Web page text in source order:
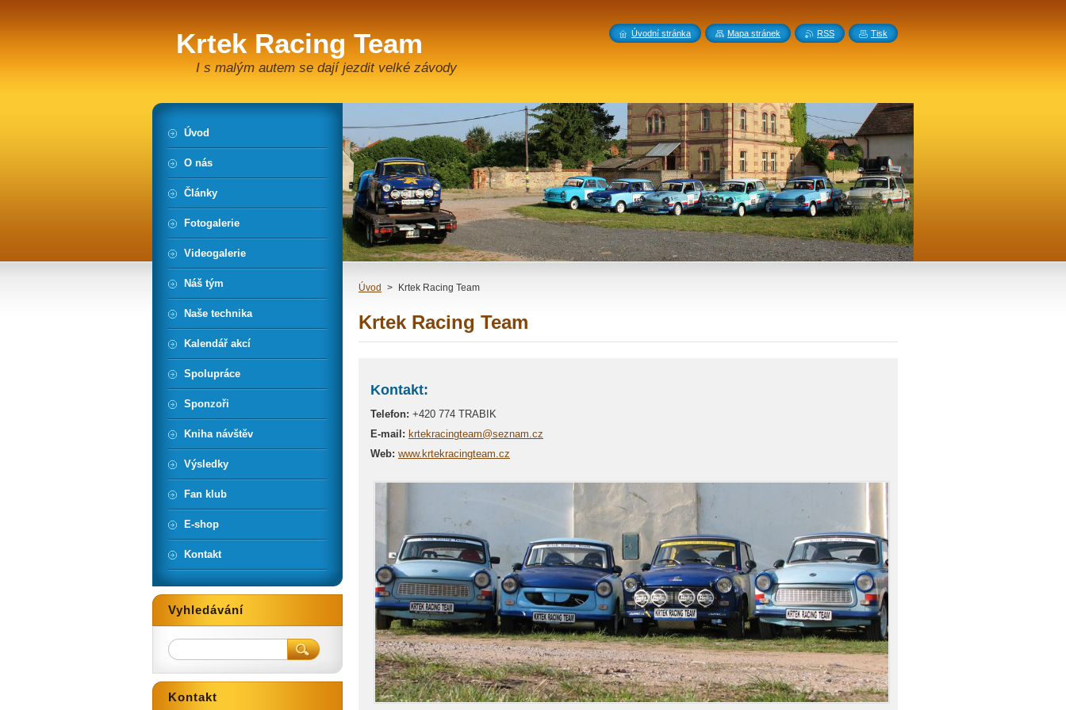
Krtek Racing Team
I s malým autem se dají jezdit velké závody
Úvod > Krtek Racing Team
Krtek Racing Team
Kontakt:
Telefon: +420 774 TRABIK
E-mail: krtekracingteam@seznam.cz
Web: www.krtekracingteam.cz
Úvod
O nás
Články
Fotogalerie
Videogalerie
Náš tým
Naše technika
Kalendář akcí
Spolupráce
Sponzoři
Kniha návštěv
Výsledky
Fan klub
E-shop
Kontakt
Vyhledávání
Kontakt
Úvodní stránka Mapa stránek RSS Tisk